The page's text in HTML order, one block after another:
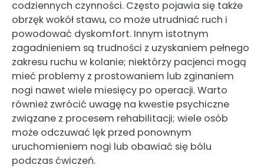
codziennych czynności. Często pojawia się także
obrzęk wokół stawu, co może utrudniać ruch i
powodować dyskomfort. Innym istotnym
zagadnieniem są trudności z uzyskaniem pełnego
zakresu ruchu w kolanie; niektórzy pacjenci mogą
mieć problemy z prostowaniem lub zginaniem
nogi nawet wiele miesięcy po operacji. Warto
również zwrócić uwagę na kwestie psychiczne
związane z procesem rehabilitacji; wiele osób
może odczuwać lęk przed ponownym
uruchomieniem nogi lub obawiać się bólu
podczas ćwiczeń.